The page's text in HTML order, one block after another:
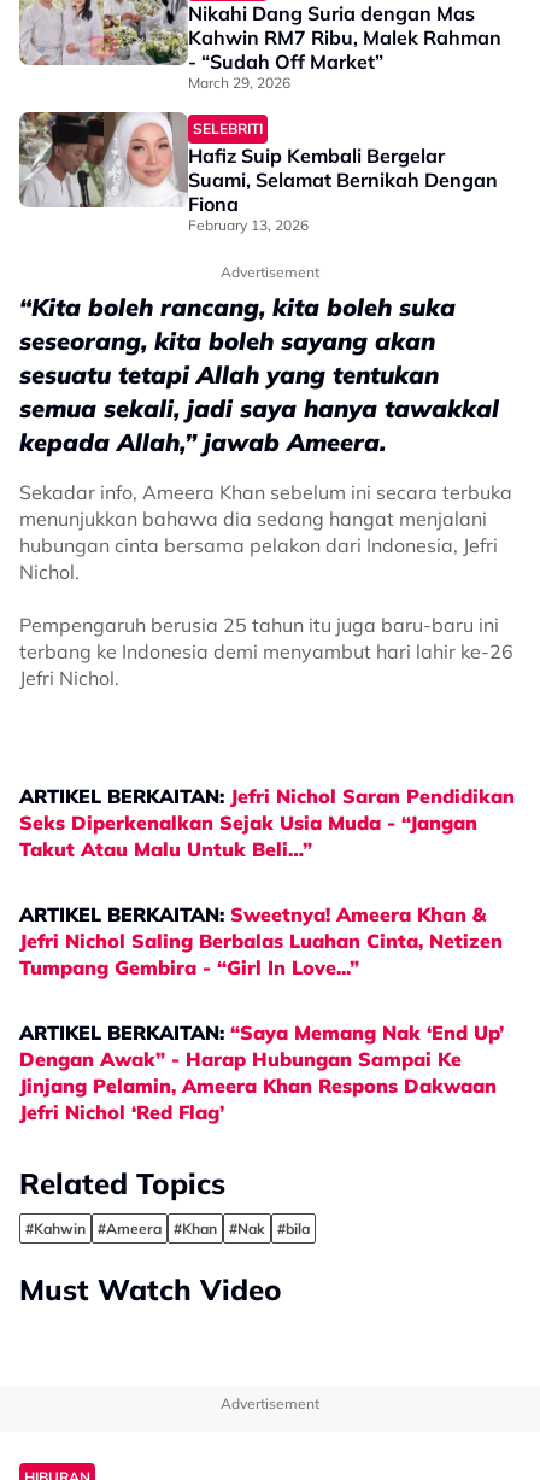
Nikahi Dang Suria dengan Mas
Kahwin RM7 Ribu, Malek Rahman
- “Sudah Off Market”
March 29, 2026
SELEBRITI
Hafiz Suip Kembali Bergelar
Suami, Selamat Bernikah Dengan
Fiona
February 13, 2026
Advertisement
“Kita boleh rancang, kita boleh suka
seseorang, kita boleh sayang akan
sesuatu tetapi Allah yang tentukan
semua sekali, jadi saya hanya tawakkal
kepada Allah,” jawab Ameera.
Sekadar info, Ameera Khan sebelum ini secara terbuka
menunjukkan bahawa dia sedang hangat menjalani
hubungan cinta bersama pelakon dari Indonesia, Jefri
Nichol.
Pempengaruh berusia 25 tahun itu juga baru-baru ini
terbang ke Indonesia demi menyambut hari lahir ke-26
Jefri Nichol.
ARTIKEL BERKAITAN: Jefri Nichol Saran Pendidikan
Seks Diperkenalkan Sejak Usia Muda - “Jangan
Takut Atau Malu Untuk Beli…”
ARTIKEL BERKAITAN: Sweetnya! Ameera Khan &
Jefri Nichol Saling Berbalas Luahan Cinta, Netizen
Tumpang Gembira - “Girl In Love...”
ARTIKEL BERKAITAN: “Saya Memang Nak ‘End Up’
Dengan Awak” - Harap Hubungan Sampai Ke
Jinjang Pelamin, Ameera Khan Respons Dakwaan
Jefri Nichol ‘Red Flag’
Related Topics
#Kahwin #Ameera #Khan #Nak #bila
Must Watch Video
Advertisement